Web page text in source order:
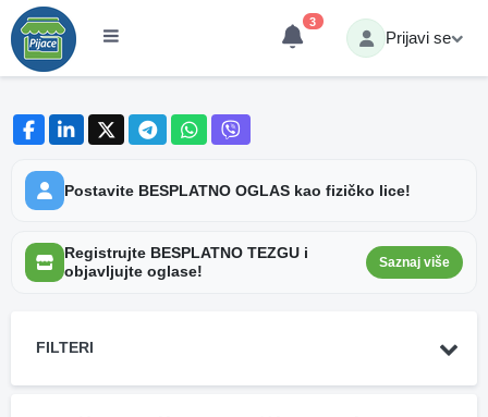
3
Prijavi se
Postavite BESPLATNO OGLAS kao fizičko lice!
Registrujte BESPLATNO TEZGU i
objavljujte oglase!
Saznaj više
FILTERI